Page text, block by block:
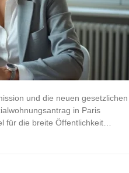
und die neuen gesetzlichen
in Paris
für die breite Öffentlichkeit…